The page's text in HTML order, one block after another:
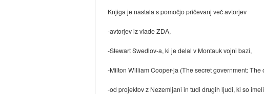
Knjiga je nastala s pomočjo pričevanj več avtorjev
-avtorjev iz vlade ZDA,
-Stewart Swedlov-a, ki je delal v Montauk vojni bazi,
-Milton William Cooper-ja (The secret government:
-od projektov z Nezemljani in tudi drugih ljudi, ki so